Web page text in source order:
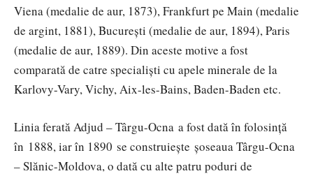
Viena (medalie de aur, 1873), Frankfurt pe Main (medalie
de argint, 1881), București (medalie de aur, 1894), Paris
(medalie de aur, 1889). Din aceste motive a fost
comparată de catre specialiști cu apele minerale de la
Karlovy-Vary, Vichy, Aix-les-Bains, Baden-Baden etc.
Linia ferată Adjud – Târgu-Ocna a fost dată în folosinţă
în 1888, iar în 1890 se construieşte şoseaua Târgu-Ocna
– Slănic-Moldova, o dată cu alte patru poduri de